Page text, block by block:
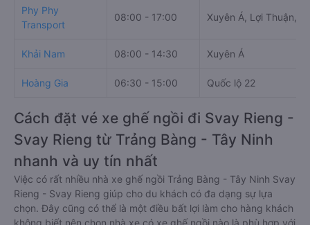
Phy Phy
Transport
08:00 - 17:00 Xuyên Á, Lợi Thuận,
Khải Nam 08:00 - 14:30 Xuyên Á
Hoàng Gia 06:30 - 15:00 Quốc lộ 22
Cách đặt vé xe ghế ngồi đi Svay Rieng -
Svay Rieng từ Trảng Bàng - Tây Ninh
nhanh và uy tín nhất
Việc có rất nhiều nhà xe ghế ngồi Trảng Bàng - Tây Ninh Svay
Rieng - Svay Rieng giúp cho du khách có đa dạng sự lựa
chọn. Đây cũng có thể là một điều bất lợi làm cho hàng khách
không biết nên chọn nhà xe có xe ghế ngồi nào là phù hợp với